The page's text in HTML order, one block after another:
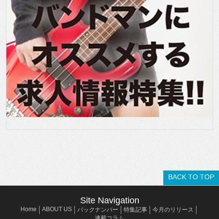
BACK TO TOP
Site Navigation
Home ABOUT US バックナンバー 特集記事
今月のリリース